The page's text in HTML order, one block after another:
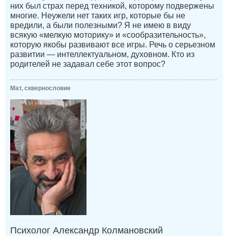
них был страх перед техникой, которому подвержены
многие. Неужели нет таких игр, которые бы не
вредили, а были полезными? Я не имею в виду
всякую «мелкую моторику» и «сообразительность»,
которую якобы развивают все игры. Речь о серьезном
развитии — интеллектуальном, духовном. Кто из
родителей не задавал себе этот вопрос?
Мат, сквернословие
Психолог Александр Колмановский